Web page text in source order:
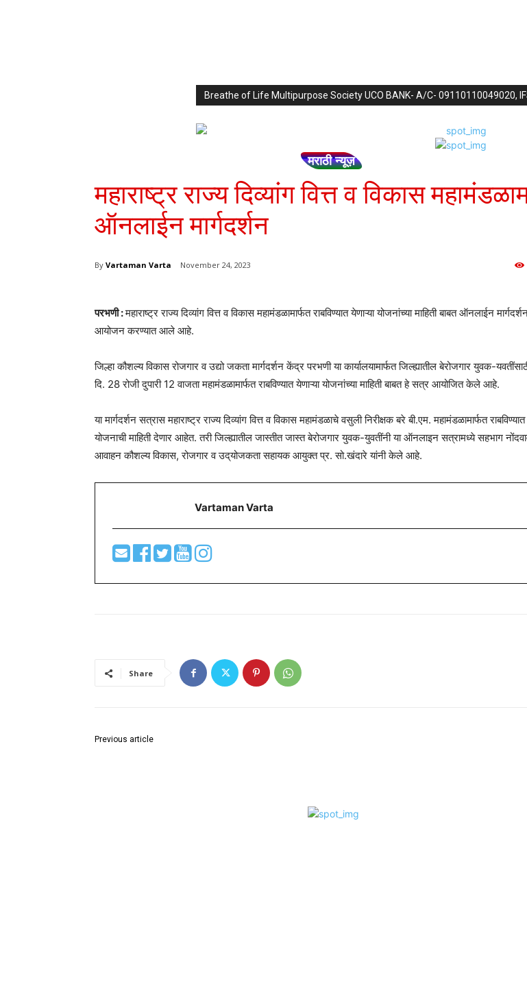
Breathe of Life Multipurpose Society UCO BANK- A/C- 09110110049020,
मराठी न्यूज़
महाराष्ट्र राज्य दिव्यांग वित्त व विकास
ऑनलाईन मार्गदर्शन
By Vartaman Varta November 24, 2023
परभणी :महाराष्ट्र राज्य दिव्यांग वित्त व विकास महामंडळामार्फत राबविण्यात येणाऱ्या योजनांच्या माहिती बाबत ऑनलाईन
आयोजन करण्यात आले आहे.
जिल्हा कौशल्य विकास रोजगार व उद्यो जकता मार्गदर्शन केंद्र परभणी या कार्यालयामार्फत जिल्ह्यातील बेरोजगार युवक-
दि. 28 रोजी दुपारी 12 वाजता महामंडळामार्फत राबविण्यात येणाऱ्या योजनांच्या माहिती बाबत हे सत्र आयोजित केले आहे.
या मार्गदर्शन सत्रास महाराष्ट्र राज्य दिव्यांग वित्त व विकास महामंडळाचे वसुली निरीक्षक बरे बी.एम. महामंडळामार्फत राबविण्यात
योजनाची माहिती देणार आहेत. तरी जिल्ह्यातील जास्तीत जास्त बेरोजगार युवक-युवतींनी या ऑनलाइन सत्रामध्ये सहभाग
आवाहन कौशल्य विकास, रोजगार व उद्‌योजकता सहायक आयुक्त प्र. सो.खंदारे यांनी केले आहे.
Vartaman Varta
Share
Previous article